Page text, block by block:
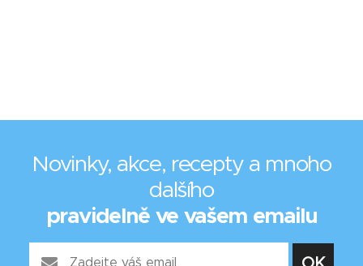
Novinky, akce, recepty a mnoho
dalšího
pravidelně ve vašem emailu